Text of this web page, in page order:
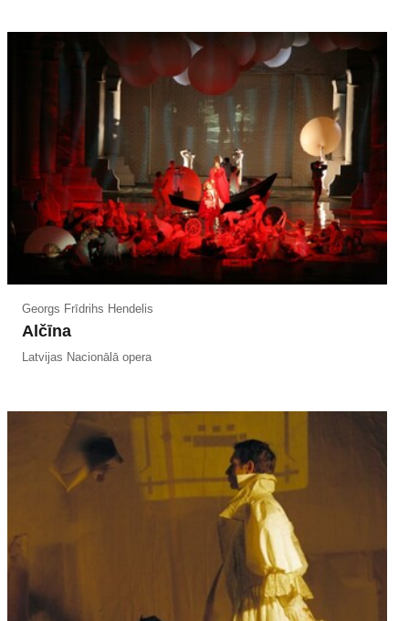
Georgs Frīdrihs Hendelis
Alčīna
Latvijas Nacionālā opera